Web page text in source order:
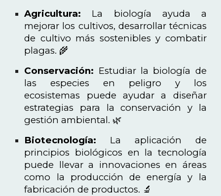
Agricultura: La biología ayuda a
mejorar los cultivos, desarrollar técnicas
de cultivo más sostenibles y combatir
plagas. 🌾
Conservación: Estudiar la biología de
las especies en peligro y los
ecosistemas puede ayudar a diseñar
estrategias para la conservación y la
gestión ambiental. 🌿
Biotecnología: La aplicación de
principios biológicos en la tecnología
puede llevar a innovaciones en áreas
como la producción de energía y la
fabricación de productos. 🔬